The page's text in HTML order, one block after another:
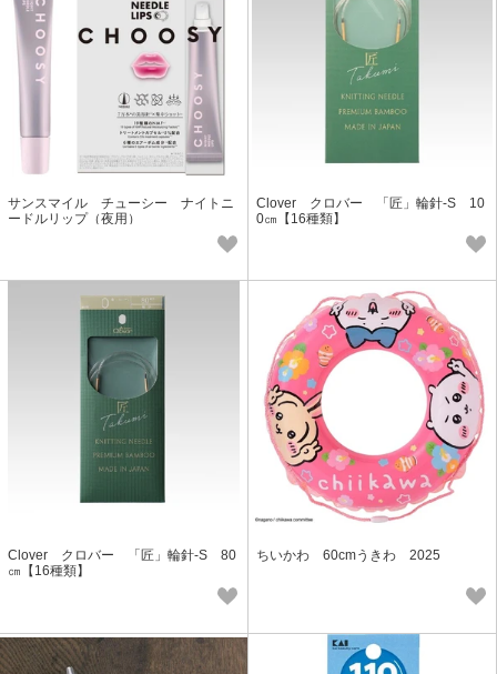
サンスマイル チューシー ナイトニ
ードルリップ（夜用）
Clover クロバー 「匠」輪針-S 10
0㎝【16種類】
Clover クロバー 「匠」輪針-S 80
㎝【16種類】
ちいかわ 60cmうきわ 2025